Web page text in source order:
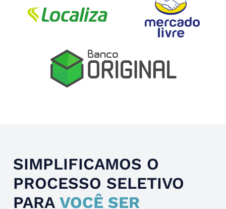
SIMPLIFICAMOS O
PROCESSO SELETIVO
PARA VOCÊ SER